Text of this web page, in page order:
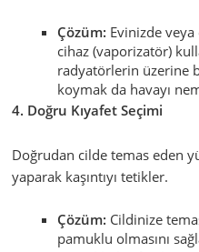
Çözüm: Evinizde
cihaz (vaporizatör)
radyatörlerin üzerine
koymak da havayı
4. Doğru Kıyafet Seçimi
Doğrudan cilde temas eden
yaparak kaşıntıyı tetikler.
Çözüm: Cildinize
pamuklu olmasını